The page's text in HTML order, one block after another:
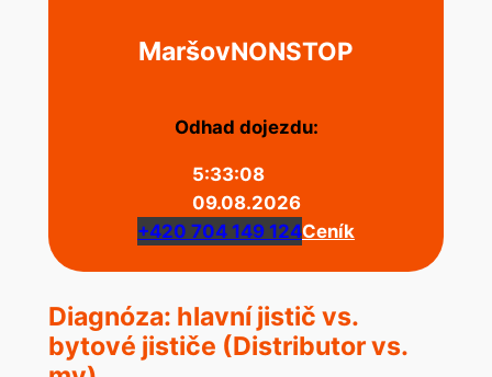
MaršovNONSTOP
Odhad dojezdu:
5:33:08
09.08.2026
+420 704 149 124Ceník
Diagnóza: hlavní jistič vs.
bytové jističe (Distributor vs.